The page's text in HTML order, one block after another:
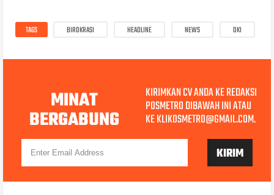
TAGS BIROKRASI HEADLINE NEWS OKI
MINAT
BERGABUNG
KIRIMKAN CV ANDA KE REDAKSI
POSMETRO DIBAWAH INI ATAU
KE KLIKOSMETRO@GMAIL.COM.